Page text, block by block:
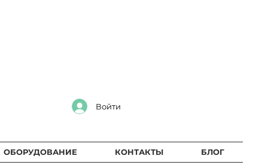
Войти
ОБОРУДОВАНИЕ КОНТАКТЫ БЛОГ